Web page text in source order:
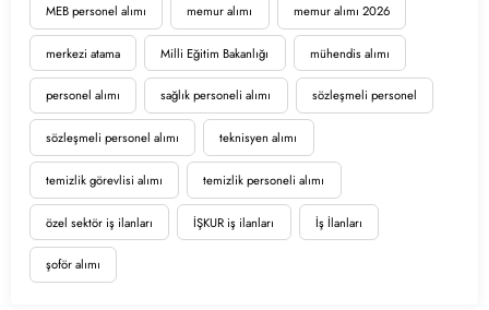
MEB personel alımı memur alımı memur alımı 2026
merkezi atama Milli Eğitim Bakanlığı mühendis alımı
personel alımı sağlık personeli alımı sözleşmeli personel
sözleşmeli personel alımı teknisyen alımı
temizlik görevlisi alımı temizlik personeli alımı
özel sektör iş ilanları İŞKUR iş ilanları İş İlanları
şoför alımı